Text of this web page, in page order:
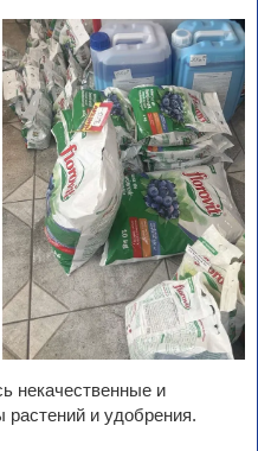
некачественные и
и удобрения.